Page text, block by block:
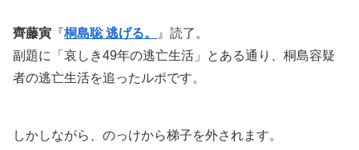
齊藤寅 『桐島聡 逃げる。
』読了。
副題に「哀しき49年の逃亡生活」とある通り、桐島容疑
者の逃亡生活を追ったルポです。
しかしながら、のっけから梯子を外されます。